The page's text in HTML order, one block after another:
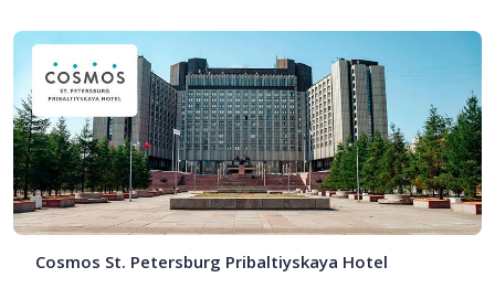
Cosmos St. Petersburg Pribaltiyskaya Hotel